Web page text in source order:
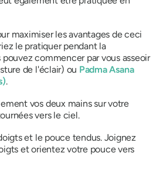
maximiser les avantages de ceci
le pratiquer pendant la
commencer par vous asseoir
de l'éclair) ou PadmaAsana
.
vos deux mains sur votre
vers le ciel.
et le pouce tendus. Joignez
et orientez votre pouce vers